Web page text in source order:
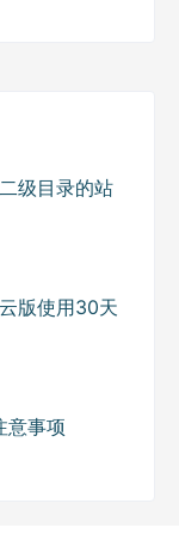
级目录的站
版使用30天
意事项